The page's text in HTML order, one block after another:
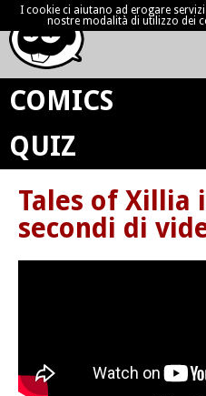
COMICS
QUIZ
Tales of Xillia
secondi di
I cookie ci aiutano ad erogare
nostre modalità di utilizzo dei